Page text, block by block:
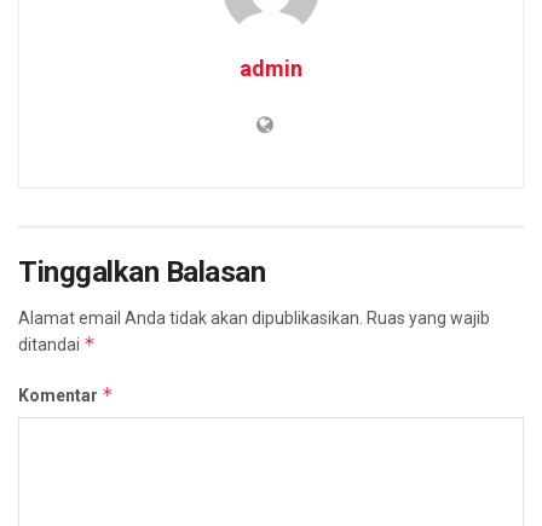
admin
Tinggalkan Balasan
Alamat email Anda tidak akan dipublikasikan. Ruas yang wajib
ditandai *
Komentar *